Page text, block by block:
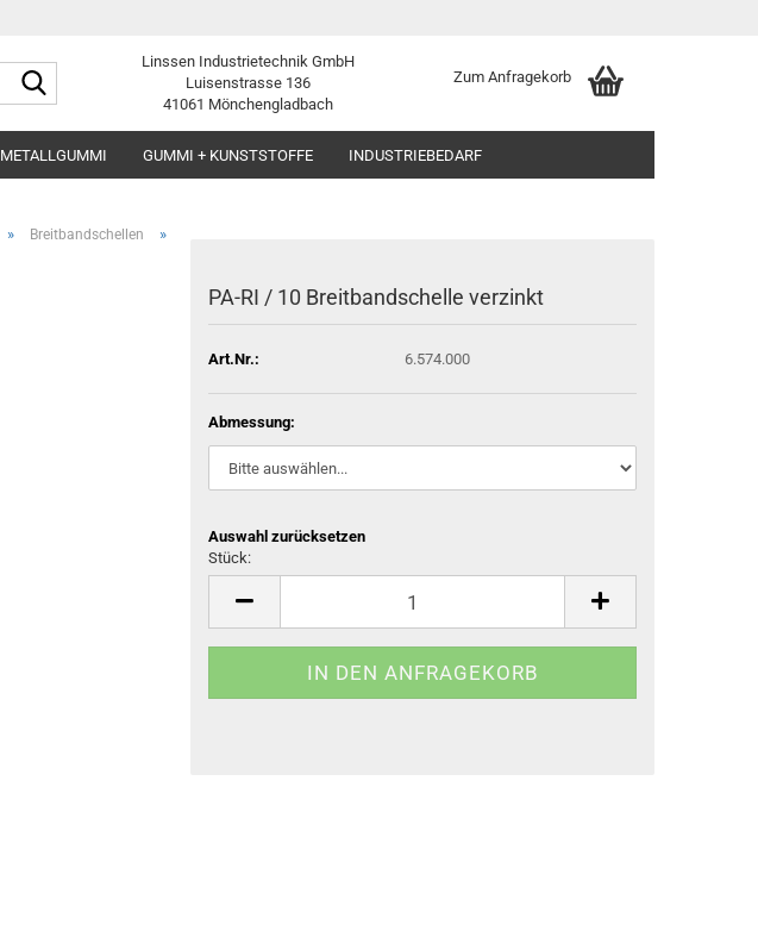
Linssen Industrietechnik GmbH
Luisenstrasse 136
41061 Mönchengladbach
Zum Anfragekorb
METALLGUMMI GUMMI + KUNSTSTOFFE INDUSTRIEBEDARF
» Breitbandschellen »
PA-RI / 10 Breitbandschelle verzinkt
Art.Nr.: 6.574.000
Abmessung:
Auswahl zurücksetzen
Stück:
Stück